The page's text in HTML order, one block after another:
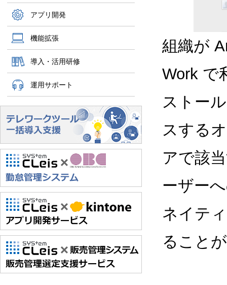
アプリ開発
機能拡張
導入・活用研修
運用サポート
組織が
Work で
ストー
スする
アで該
ーザー
ネイテ
ること